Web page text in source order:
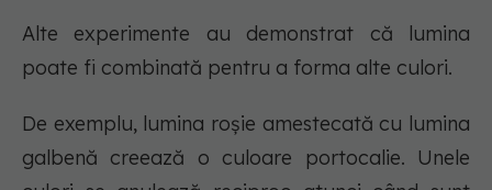
Alte experimente au demonstrat că lumina
poate fi combinată pentru a forma alte culori.
De exemplu, lumina roșie amestecată cu lumina
galbenă creează o culoare portocalie. Unele